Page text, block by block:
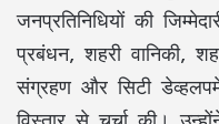
जनप्रतिनिधियों की
प्रबंधन, शहरी वानिकी,
संग्रहण और सिटी